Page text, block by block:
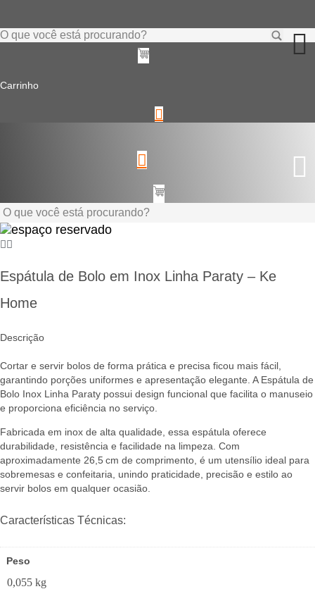
o
Pesquisar
Carrinho
Pesquisar
...
Espátula de Bolo em Inox Linha Paraty – Ke
Home
Descrição
Cortar e servir bolos de forma prática e precisa ficou mais fácil,
garantindo porções uniformes e apresentação elegante. A Espátula de
Bolo Inox Linha Paraty possui design funcional que facilita o manuseio
e proporciona eficiência no serviço.
Fabricada em inox de alta qualidade, essa espátula oferece
durabilidade, resistência e facilidade na limpeza. Com
aproximadamente 26,5 cm de comprimento, é um utensílio ideal para
sobremesas e confeitaria, unindo praticidade, precisão e estilo ao
servir bolos em qualquer ocasião.
Características Técnicas:
Peso
0,055 kg